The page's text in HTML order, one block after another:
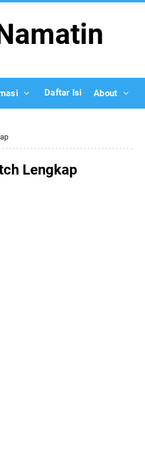
Daftar Isi About
Lengkap